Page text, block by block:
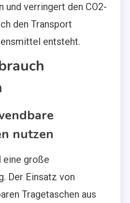
und verringert den CO2-
den Transport
entsteht.
nutzen
eine große
Der Einsatz von
Tragetaschen aus